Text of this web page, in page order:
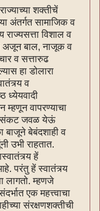
शक्तीचें
अंतर्गत सामाजिक व
विशाल व
अजून बाल, नाजूक व
व सत्तारुढ
हा डोलारा
व
ध्येयवादी
म्हणून वापरण्याचा
संकट जवळ येऊं
बाजूने बेबंदशाही व
उभी राहतात.
हें
परंतु हें स्वातंत्र्य
लागतो. म्हणजे
एक महत्त्वाचा
संरक्षणशक्तीची